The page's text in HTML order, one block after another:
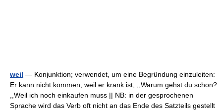
weil — Konjunktion; verwendet, um eine Begründung einzuleiten:
Er kann nicht kommen, weil er krank ist; ,,Warum gehst du schon?
,,Weil ich noch einkaufen muss || NB: in der gesprochenen
Sprache wird das Verb oft nicht an das Ende des Satzteils gestellt